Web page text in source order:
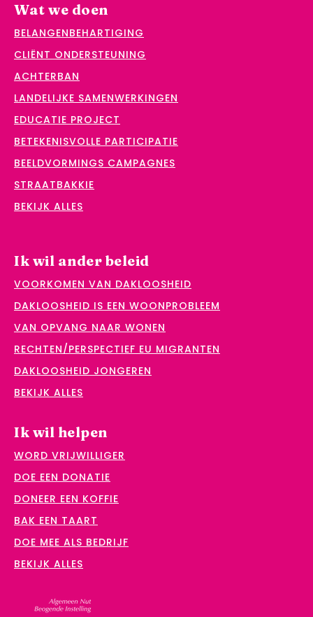
Wat we doen
BELANGENBEHARTIGING
CLIËNT ONDERSTEUNING
ACHTERBAN
LANDELIJKE SAMENWERKINGEN
EDUCATIE PROJECT
BETEKENISVOLLE PARTICIPATIE
BEELDVORMINGS CAMPAGNES
STRAATBAKKIE
BEKIJK ALLES
Ik wil ander beleid
VOORKOMEN VAN DAKLOOSHEID
DAKLOOSHEID IS EEN WOONPROBLEEM
VAN OPVANG NAAR WONEN
RECHTEN/PERSPECTIEF EU MIGRANTEN
DAKLOOSHEID JONGEREN
BEKIJK ALLES
Ik wil helpen
WORD VRIJWILLIGER
DOE EEN DONATIE
DONEER EEN KOFFIE
BAK EEN TAART
DOE MEE ALS BEDRIJF
BEKIJK ALLES